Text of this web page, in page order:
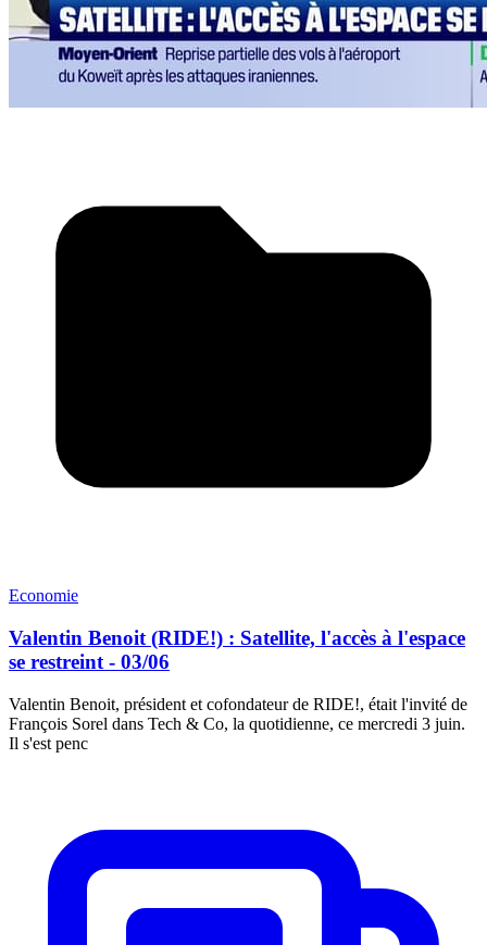
Economie
Valentin Benoit (RIDE!) : Satellite, l'accès à l'espace
se restreint - 03/06
Valentin Benoit, président et cofondateur de RIDE!, était l'invité de
François Sorel dans Tech & Co, la quotidienne, ce mercredi 3 juin.
Il s'est penc